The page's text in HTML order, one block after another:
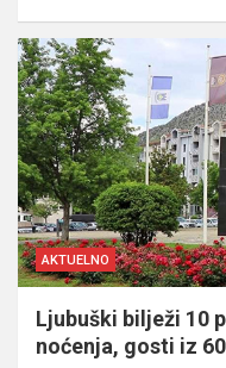
AKTUELNO
Ljubuški bilježi 10
noćenja, gosti iz